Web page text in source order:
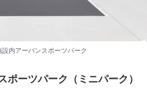
内アーバンスポーツパーク
ーツパーク（ミニパーク）